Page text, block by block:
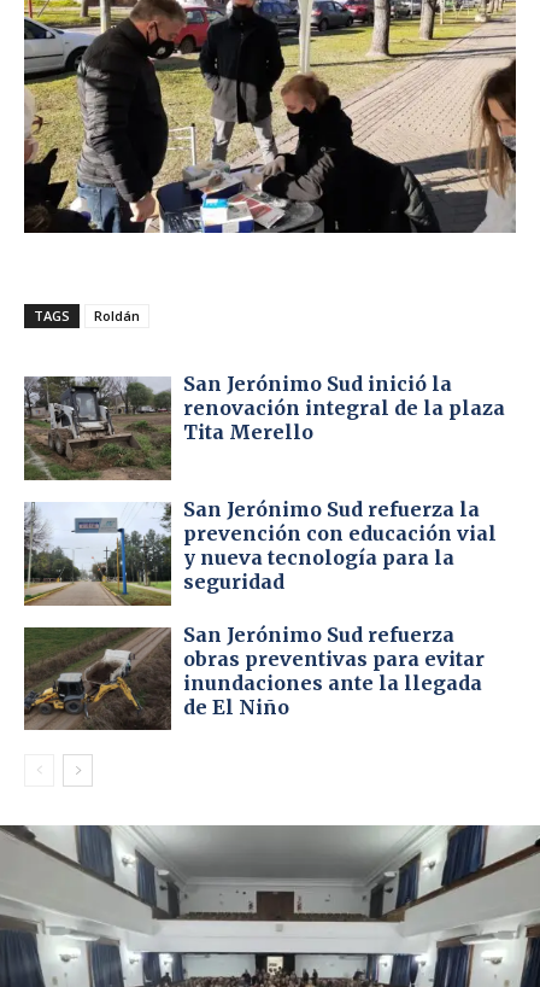
TAGS Roldán
San Jerónimo Sud inició la
renovación integral de la plaza
Tita Merello
San Jerónimo Sud refuerza la
prevención con educación vial
y nueva tecnología para la
seguridad
San Jerónimo Sud refuerza
obras preventivas para evitar
inundaciones ante la llegada
de El Niño